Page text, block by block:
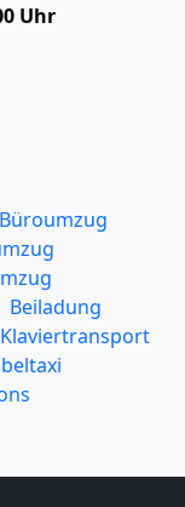
Uhr
Büroumzug
Beiladung
Klaviertransport